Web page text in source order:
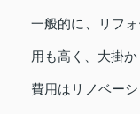
一般的に、リフ
用も高く、大掛
費用はリノベー